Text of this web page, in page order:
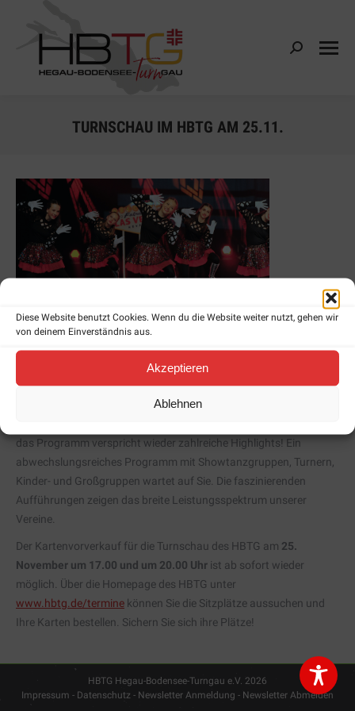
Diese Website benutzt Cookies. Wenn du die Website weiter nutzt, gehen wir
von deinem Einverständnis aus.
Akzeptieren
Ablehnen
Search:
TURNSCHAU IM HBTG AM 25.11.
Zum Jahresende zeigt die Turnschau im Hegau-Bodensee-
Turngau ein vielfältiges Programm der Sportler und Sportlerinnen
aus unseren Turn- und Sportvereinen. Die Münchriedhalle in
das Programm verspricht wieder zahlreiche Highlights! Ein
abwechslungsreiches Programm mit Showtanzgruppen, Turnern,
Kinder- und Großgruppen wartet auf Sie. Die faszinierenden
Aufführungen zeigen das breite Leistungsspektrum unserer
Vereine.
Der Kartenvorverkauf für die Turnschau des HBTG am 25.
November um 17.00 und um 20.00 Uhr ist ab sofort wieder
möglich. Über die Homepage des HBTG unter
www.hbtg.de/termine können Sie die Sitzplätze aussuchen und
Ihre Karten bestellen. Sichern Sie sich ihre Plätze!
HBTG Hegau-Bodensee-Turngau e.V. 2026
Impressum - Datenschutz - Newsletter Anmeldung - Newsletter Abmelden